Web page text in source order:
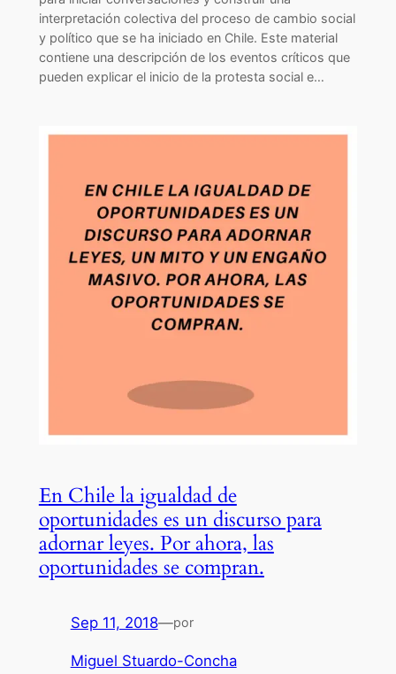
interpretación colectiva del proceso de cambio social
y político que se ha iniciado en Chile. Este material
contiene una descripción de los eventos críticos que
pueden explicar el inicio de la protesta social e…
En Chile la igualdad de
oportunidades es un discurso para
adornar leyes. Por ahora, las
oportunidades se compran.
Sep 11, 2018—por
Miguel Stuardo-Concha